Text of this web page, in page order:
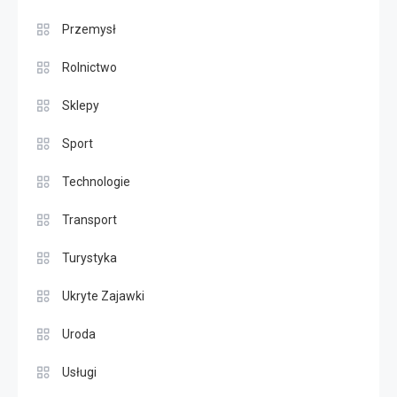
Przemysł
Rolnictwo
Sklepy
Sport
Technologie
Transport
Turystyka
Ukryte Zajawki
Uroda
Usługi